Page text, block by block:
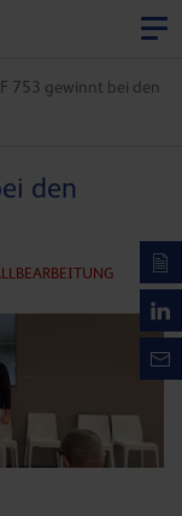
753 gewinnt bei den
den